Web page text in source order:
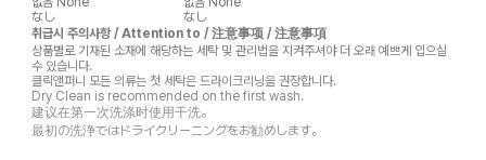
なし
なし
취급시 주의사항 / Attention to / 注意事项 / 注意事項
상품별로 기재된 소재에 해당하는 세탁 및 관리법을 지켜주셔야 더 오래 예쁘게 입으실
수 있습니다.
클릭앤퍼니 모든 의류는 첫 세탁은 드라이크리닝을 권장합니다.
Dry Clean is recommended on the first wash.
建议在第一次洗涤时使用干洗。
最初の洗浄ではドライクリーニングをお勧めします。